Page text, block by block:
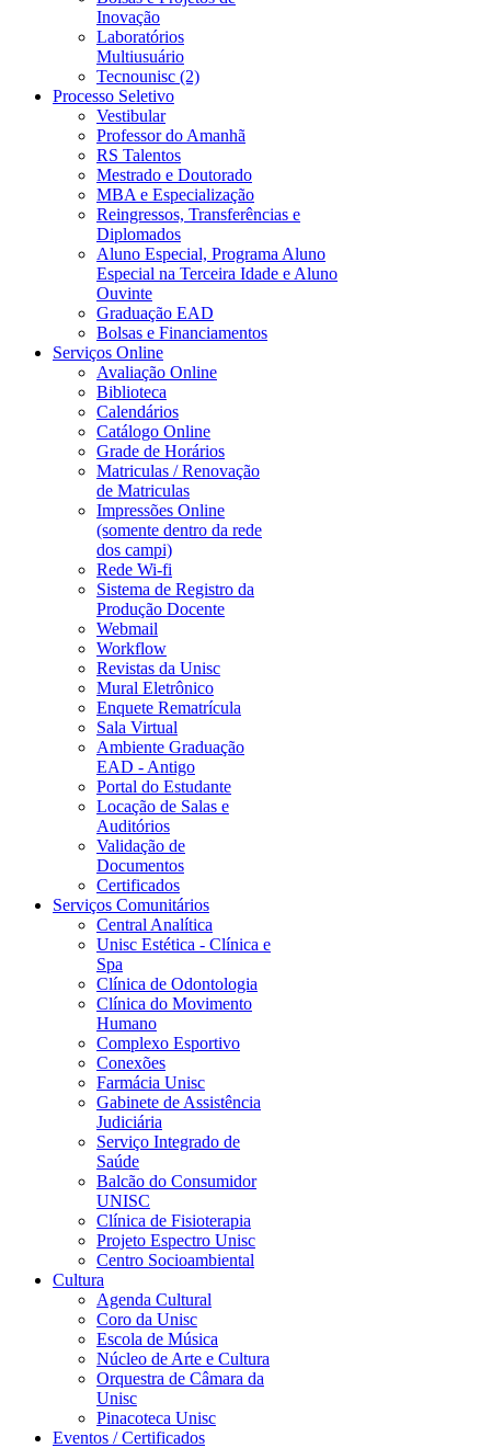
Inovação
Laboratórios
Multiusuário
Tecnounisc (2)
Processo Seletivo
Vestibular
Professor do Amanhã
RS Talentos
Mestrado e Doutorado
MBA e Especialização
Reingressos, Transferências e
Diplomados
Aluno Especial, Programa Aluno
Especial na Terceira Idade e Aluno
Ouvinte
Graduação EAD
Bolsas e Financiamentos
Serviços Online
Avaliação Online
Biblioteca
Calendários
Catálogo Online
Grade de Horários
Matriculas / Renovação
de Matriculas
Impressões Online
(somente dentro da rede
dos campi)
Rede Wi-fi
Sistema de Registro da
Produção Docente
Webmail
Workflow
Revistas da Unisc
Mural Eletrônico
Enquete Rematrícula
Sala Virtual
Ambiente Graduação
EAD - Antigo
Portal do Estudante
Locação de Salas e
Auditórios
Validação de
Documentos
Certificados
Serviços Comunitários
Central Analítica
Unisc Estética - Clínica e
Spa
Clínica de Odontologia
Clínica do Movimento
Humano
Complexo Esportivo
Conexões
Farmácia Unisc
Gabinete de Assistência
Judiciária
Serviço Integrado de
Saúde
Balcão do Consumidor
UNISC
Clínica de Fisioterapia
Projeto Espectro Unisc
Centro Socioambiental
Cultura
Agenda Cultural
Coro da Unisc
Escola de Música
Núcleo de Arte e Cultura
Orquestra de Câmara da
Unisc
Pinacoteca Unisc
Eventos / Certificados